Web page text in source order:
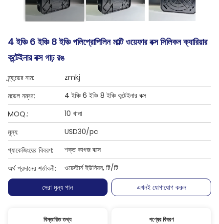
4 ইঞ্চি 6 ইঞ্চি 8 ইঞ্চি পলিপ্রোপিলিন মাল্টি ওয়েফার বক্স সিলিকন ক্যারিয়ার
কন্টেইনার বক্স গাঢ় রঙ
ব্র্যান্ডের নাম:
zmkj
মডেল নম্বর:
4 ইঞ্চি 6 ইঞ্চি 8 ইঞ্চি কন্টেইনার বক্স
MOQ.:
10 খানা
মূল্য:
USD30/pc
প্যাকেজিংয়ের বিবরণ:
শক্ত কাগজ বাক্স
অর্থ প্রদানের শর্তাবলী:
ওয়েস্টার্ন ইউনিয়ন, টি/টি
সেরা মূল্য পান
এখনই যোগাযোগ করুন
বিস্তারিত তথ্য পণ্যের বিবরণ